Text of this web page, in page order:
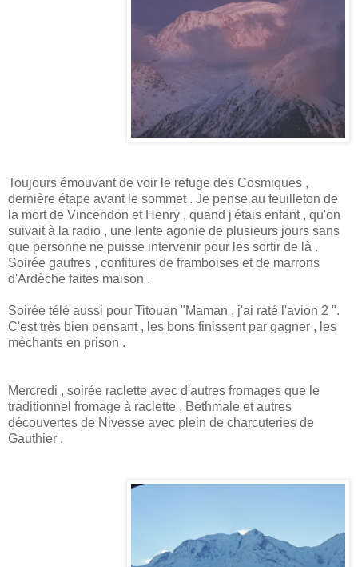
Toujours émouvant de voir le refuge des Cosmiques ,
dernière étape avant le sommet . Je pense au feuilleton de
la mort de Vincendon et Henry , quand j'étais enfant , qu'on
suivait à la radio , une lente agonie de plusieurs jours sans
que personne ne puisse intervenir pour les sortir de là .
Soirée gaufres , confitures de framboises et de marrons
d'Ardèche faites maison .
Soirée télé aussi pour Titouan "Maman , j'ai raté l'avion 2 ".
C'est très bien pensant , les bons finissent par gagner , les
méchants en prison .
Mercredi , soirée raclette avec d'autres fromages que le
traditionnel fromage à raclette , Bethmale et autres
découvertes de Nivesse avec plein de charcuteries de
Gauthier .